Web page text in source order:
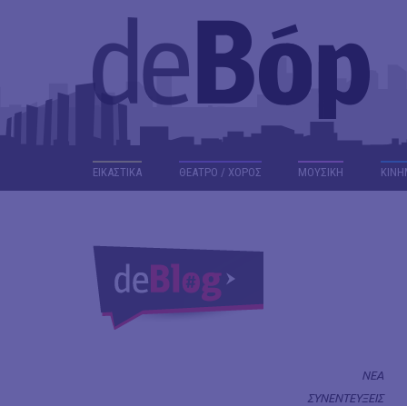
ΕΙΚΑΣΤΙΚΑ ΘΕΑΤΡΟ / ΧΟΡΟΣ ΜΟΥΣΙΚΗ
ΝΕΑ
ΣΥΝΕΝΤΕΥΞΕΙΣ